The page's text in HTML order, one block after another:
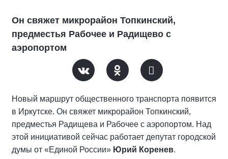
Он свяжет микрорайон Топкинский,
предместья Рабочее и Радищево с
аэропортом
Новый маршрут общественного транспорта появится
в Иркутске. Он свяжет микрорайон Топкинский,
предместья Радищева и Рабочее с аэропортом. Над
этой инициативой сейчас работает депутат городской
думы от «Единой России» Юрий Коренев.